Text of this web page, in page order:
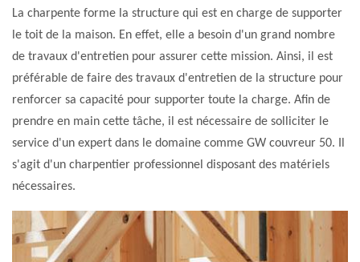
La charpente forme la structure qui est en charge de supporter
le toit de la maison. En effet, elle a besoin d'un grand nombre
de travaux d'entretien pour assurer cette mission. Ainsi, il est
préférable de faire des travaux d'entretien de la structure pour
renforcer sa capacité pour supporter toute la charge. Afin de
prendre en main cette tâche, il est nécessaire de solliciter le
service d'un expert dans le domaine comme GW couvreur 50. Il
s'agit d'un charpentier professionnel disposant des matériels
nécessaires.